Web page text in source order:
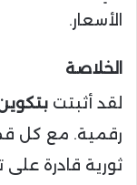
الأسعار.
الخلاصة
لقد أثبتت
رقمية. مع كل
ثورية قادرة على